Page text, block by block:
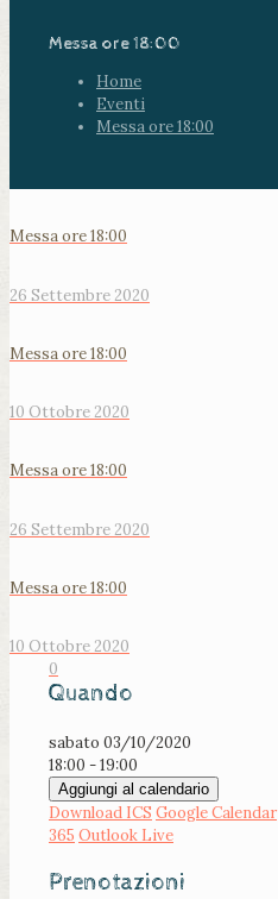
Messa ore 18:00
Home
Eventi
Messa ore 18:00
Messa ore 18:00
26 Settembre 2020
Messa ore 18:00
10 Ottobre 2020
Messa ore 18:00
26 Settembre 2020
Messa ore 18:00
10 Ottobre 2020
0
Quando
sabato 03/10/2020
18:00 - 19:00
Aggiungi al calendario
Download ICS Google Calendar
365 Outlook Live
Prenotazioni